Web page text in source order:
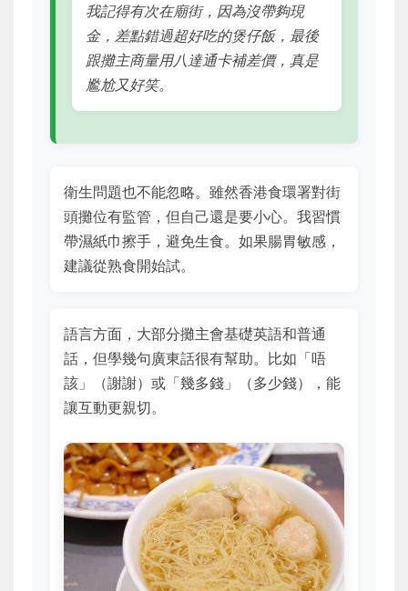
我記得有次在廟街，因為沒帶夠現
金，差點錯過超好吃的煲仔飯，最後
跟攤主商量用八達通卡補差價，真是
尷尬又好笑。
衛生問題也不能忽略。雖然香港食環署對街
頭攤位有監管，但自己還是要小心。我習慣
帶濕紙巾擦手，避免生食。如果腸胃敏感，
建議從熟食開始試。
語言方面，大部分攤主會基礎英語和普通
話，但學幾句廣東話很有幫助。比如「唔
該」（謝謝）或「幾多錢」（多少錢），能
讓互動更親切。